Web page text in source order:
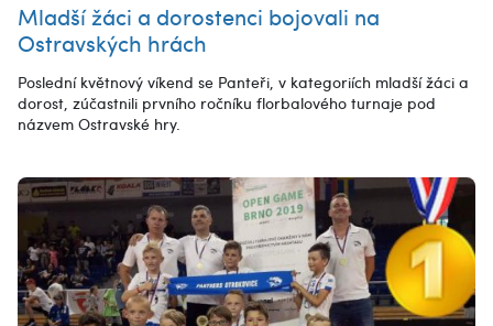
Mladší žáci a dorostenci bojovali na
Ostravských hrách
Poslední květnový víkend se Panteři, v kategoriích mladší žáci a
dorost, zúčastnili prvního ročníku florbalového turnaje pod
názvem Ostravské hry.